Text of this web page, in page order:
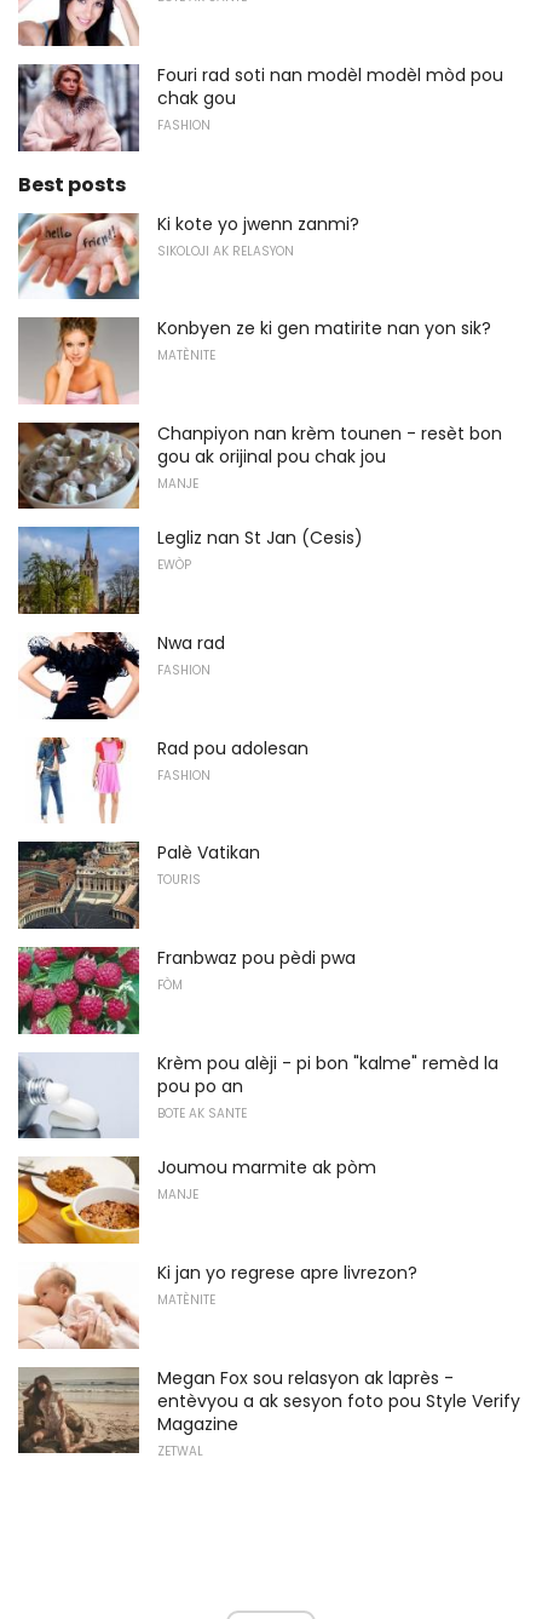
Fouri rad soti nan modèl modèl mòd pou
chak gou
FASHION
Best posts
Ki kote yo jwenn zanmi?
SIKOLOJI AK RELASYON
Konbyen ze ki gen matirite nan yon sik?
MATÈNITE
Chanpiyon nan krèm tounen - resèt bon
gou ak orijinal pou chak jou
MANJE
Legliz nan St Jan (Cesis)
EWÒP
Nwa rad
FASHION
Rad pou adolesan
FASHION
Palè Vatikan
TOURIS
Franbwaz pou pèdi pwa
FÒM
Krèm pou alèji - pi bon "kalme" remèd la
pou po an
BOTE AK SANTE
Joumou marmite ak pòm
MANJE
Ki jan yo regrese apre livrezon?
MATÈNITE
Megan Fox sou relasyon ak laprès -
entèvyou a ak sesyon foto pou Style Verify
Magazine
ZETWAL